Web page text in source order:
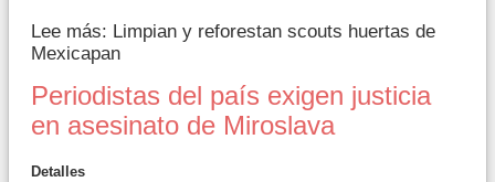
Lee más: Limpian y reforestan scouts huertas de
Mexicapan
Periodistas del país exigen justicia
en asesinato de Miroslava
Detalles